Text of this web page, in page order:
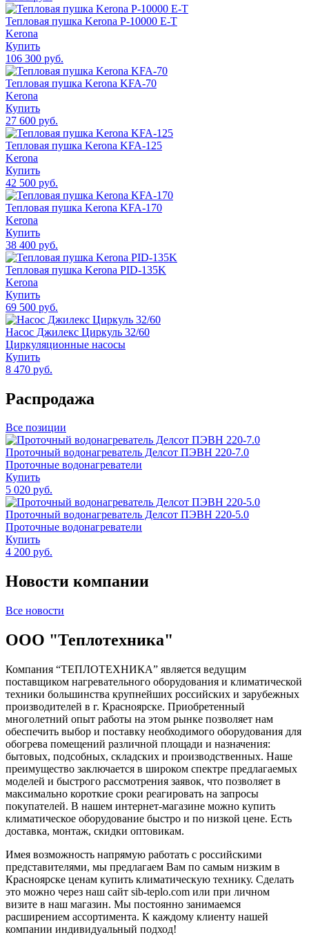
Тепловая пушка Kerona P-10000 E-T
Kerona
Купить
106 300 руб.
Тепловая пушка Kerona KFA-70
Kerona
Купить
27 600 руб.
Тепловая пушка Kerona KFA-125
Kerona
Купить
42 500 руб.
Тепловая пушка Kerona KFA-170
Kerona
Купить
38 400 руб.
Тепловая пушка Kerona PID-135K
Kerona
Купить
69 500 руб.
Насос Джилекс Циркуль 32/60
Циркуляционные насосы
Купить
8 470 руб.
Распродажа
Все позиции
Проточный водонагреватель Делсот ПЭВН 220-7.0
Проточные водонагреватели
Купить
5 020 руб.
Проточный водонагреватель Делсот ПЭВН 220-5.0
Проточные водонагреватели
Купить
4 200 руб.
Новости компании
Все новости
ООО "Теплотехника"
Компания “ТЕПЛОТЕХНИКА” является ведущим
поставщиком нагревательного оборудования и климатической
техники большинства крупнейших российских и зарубежных
производителей в г. Красноярске. Приобретенный
многолетний опыт работы на этом рынке позволяет нам
обеспечить выбор и поставку необходимого оборудования для
обогрева помещений различной площади и назначения:
бытовых, подсобных, складских и производственных. Наше
преимущество заключается в широком спектре предлагаемых
моделей и быстрого рассмотрения заявок, что позволяет в
максимально короткие сроки реагировать на запросы
покупателей. В нашем интернет-магазине можно купить
климатическое оборудование быстро и по низкой цене. Есть
доставка, монтаж, скидки оптовикам.
Имея возможность напрямую работать с российскими
представителями, мы предлагаем Вам по самым низким в
Красноярске ценам купить климатическую технику. Сделать
это можно через наш сайт sib-teplo.com или при личном
визите в наш магазин. Мы постоянно занимаемся
расширением ассортимента. К каждому клиенту нашей
компании индивидуальный подход!